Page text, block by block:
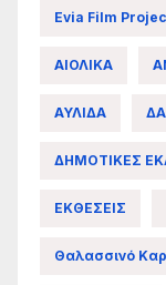
Evia Film
ΑΙΟΛΙΚΑ
ΑΥΛΙΔΑ
ΔΗΜΟΤΙΚΕΣ
ΕΚΘΕΣΕΙΣ
Θαλασσινό